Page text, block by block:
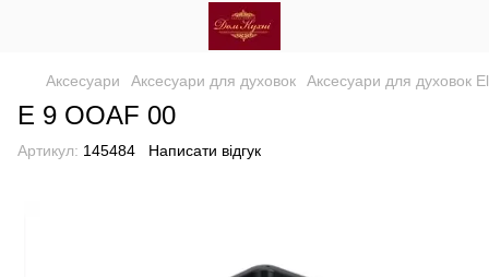
Аксесуари Аксесуари для духовок Аксесуари для духовок
E 9 OOAF 00
Артикул: 145484 Написати відгук